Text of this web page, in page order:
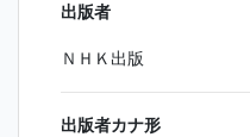
出版者
ＮＨＫ出版
出版者カナ形